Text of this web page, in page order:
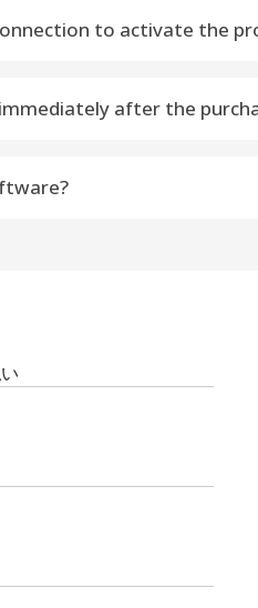
support@vsoftware.org
to activate the
is required to activate the
after the
delivered to you within 15
Version Software [Selected
on Windows or macOS Machine
Administrator
Click On Activate Now Button
License Details – Email Address
Button – Then Software